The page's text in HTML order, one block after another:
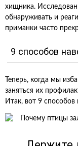
хищника.
обнаруживать и
приманки часто
9 способов
Теперь, когда мы
заняться их
Итак, вот 9 способов